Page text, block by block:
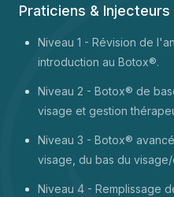
Praticiens & Injecteurs
Niveau 1 - Révision de
introduction au Botox®.
Niveau 2 - Botox® de
visage et gestion
Niveau 3 - Botox®
visage, du bas du
Niveau 4 - Remplissage